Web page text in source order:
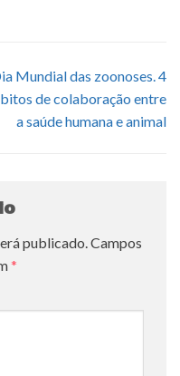
Mundial das zoonoses. 4
de colaboração entre
a saúde humana e animal
publicado.Campos
*